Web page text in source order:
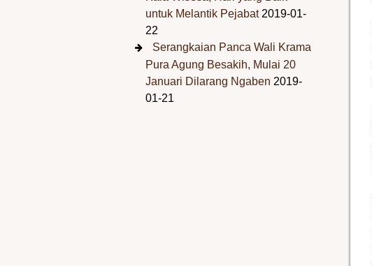
untuk Melantik Pejabat 2019-01-
22
Serangkaian Panca Wali Krama
Pura Agung Besakih, Mulai 20
Januari Dilarang Ngaben 2019-
01-21